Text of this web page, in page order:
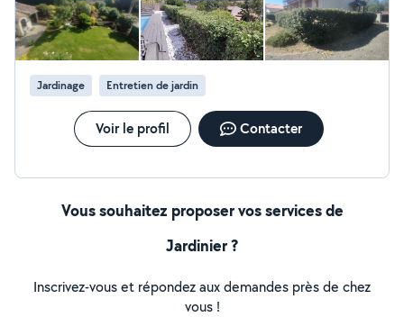
Jardinage Entretien de jardin
Voir le profil Contacter
Vous souhaitez proposer vos services de
Jardinier ?
Inscrivez-vous et répondez aux demandes près de chez
vous !